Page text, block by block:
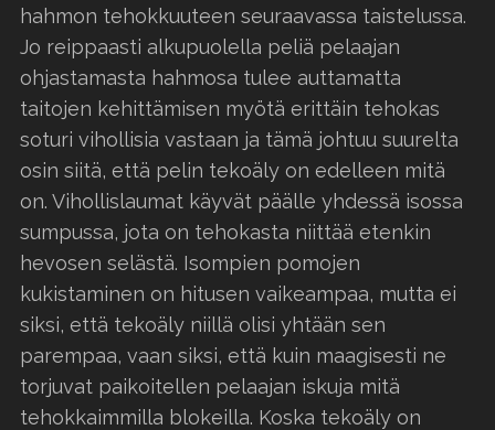
hahmon tehokkuuteen seuraavassa taistelussa.
Jo reippaasti alkupuolella peliä pelaajan
ohjastamasta hahmosa tulee auttamatta
taitojen kehittämisen myötä erittäin tehokas
soturi vihollisia vastaan ja tämä johtuu suurelta
osin siitä, että pelin tekoäly on edelleen mitä
on. Vihollislaumat käyvät päälle yhdessä isossa
sumpussa, jota on tehokasta niittää etenkin
hevosen selästä. Isompien pomojen
kukistaminen on hitusen vaikeampaa, mutta ei
siksi, että tekoäly niillä olisi yhtään sen
parempaa, vaan siksi, että kuin maagisesti ne
torjuvat paikoitellen pelaajan iskuja mitä
tehokkaimmilla blokeilla. Koska tekoäly on